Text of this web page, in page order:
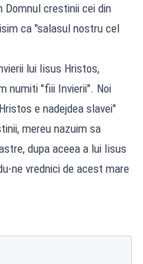
Domnul crestinii cei din
ca "salasul nostru cel
lui Iisus Hristos,
numiti "fiii Invierii". Noi
e nadejdea slavei"
mereu nazuim sa
dupa aceea a lui Iisus
ne vrednici de acest mare